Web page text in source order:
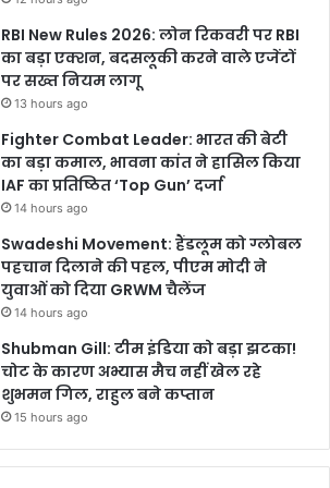
RBI New Rules 2026: लोन रिकवरी पर RBI
का बड़ा एक्शन, बदसलूकी करने वाले एजेंटों
पर सख्त नियम लागू
13 hours ago
Fighter Combat Leader: भारत की बेटी
का बड़ा कमाल, भावना कांत ने हासिल किया
IAF का प्रतिष्ठित ‘Top Gun’ दर्जा
14 hours ago
Swadeshi Movement: हैंडलूम को ग्लोबल
पहचान दिलाने की पहल, पीएम मोदी ने
युवाओं को दिया GRWM चैलेंज
14 hours ago
Shubman Gill: टीम इंडिया को बड़ा झटका!
चोट के कारण अभ्यास मैच नहीं खेल रहे
शुभमन गिल, राहुल बने कप्तान
15 hours ago